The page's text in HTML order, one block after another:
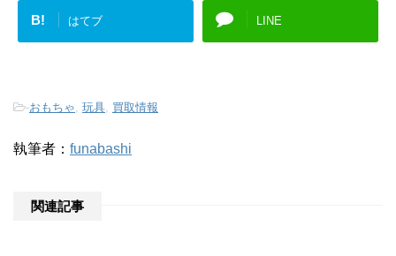
B! はてブ LINE
-おもちゃ 玩具 買取情報
執筆者： funabashi
関連記事